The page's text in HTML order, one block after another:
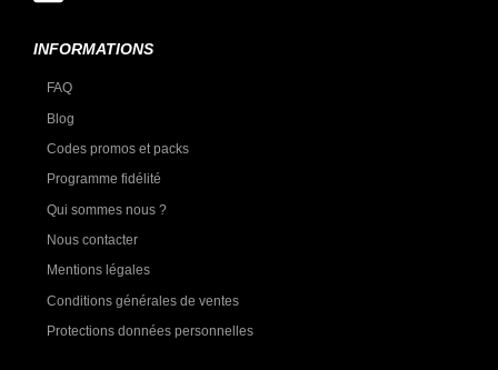
INFORMATIONS
FAQ
Blog
Codes promos et packs
Programme fidélité
Qui sommes nous ?
Nous contacter
Mentions légales
Conditions générales de ventes
Protections données personnelles